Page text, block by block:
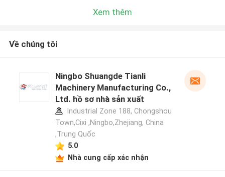
Xem thêm
Về chúng tôi
Ningbo Shuangde Tianli
Machinery Manufacturing Co.,
Ltd. hồ sơ nhà sản xuất
Industrial Zone 188, Chongshou
Town,Cixi ,Ningbo,Zhejiang, China
,Trung Quốc
5.0
Nhà cung cấp xác nhận